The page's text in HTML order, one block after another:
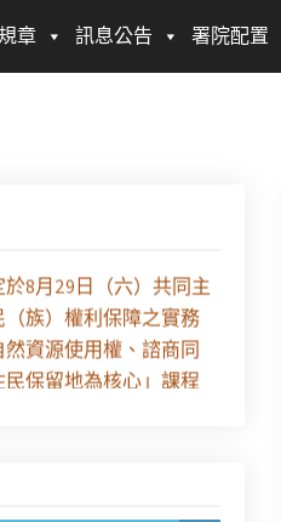
章 訊息公告 署院配置
8月29日（六）共同主
族）權利保障之實務
資源使用權、諮商同
民保留地為核心」課程